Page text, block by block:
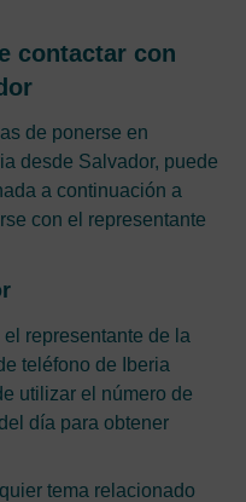
contactar con
de ponerse en
desde Salvador, puede
a continuación a
con el representante
representante de la
teléfono de Iberia
utilizar el número de
día para obtener
tema relacionado